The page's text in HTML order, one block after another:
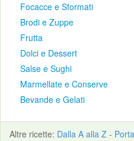
Focacce e Sformati
Brodi e Zuppe
Frutta
Dolci e Dessert
Salse e Sughi
Marmellate e Conserve
Bevande e Gelati
Altre ricette: Dalla A alla Z -